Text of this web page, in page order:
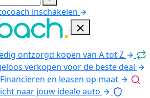
inschakelen
ontzorgd kopen van A tot Z
verkopen voor de beste deal
Financieren en leasen op maat
naar jouw ideale auto